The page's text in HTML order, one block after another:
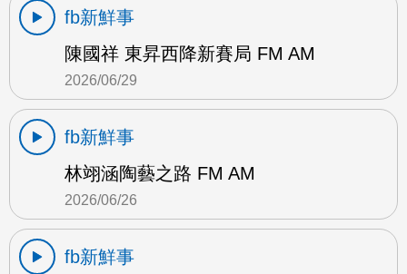
fb新鮮事
陳國祥 東昇西降新賽局 FM AM
2026/06/29
fb新鮮事
林翊涵陶藝之路 FM AM
2026/06/26
fb新鮮事